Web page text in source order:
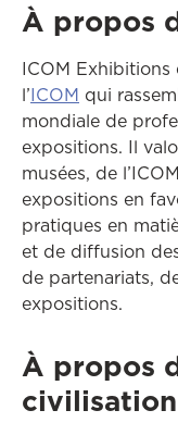
À propos
ICOM
l’ICOM Ce lien
qui
mondiale de
expositions. Il
musées, de
expositions en
pratiques en
et de diffusion
de partenariats,
expositions.
À propos
civilisation